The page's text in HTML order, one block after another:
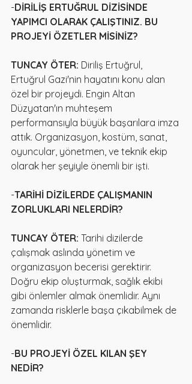
-DİRİLİŞ ERTUĞRUL DİZİSİNDE
YAPIMCI OLARAK ÇALIŞTINIZ. BU
PROJEYİ ÖZETLER MİSİNİZ?
TUNCAY ÖTER: Diriliş Ertuğrul,
Ertuğrul Gazi'nin hayatını konu alan
özel bir projeydi. Engin Altan
Düzyatan'ın muhteşem
performansıyla büyük başarılara imza
attık. Organizasyon, kostüm, sanat,
oyuncular, yönetmen, ve teknik ekip
olarak her şeyiyle önemli bir işti.
-TARİHİ DİZİLERDE ÇALIŞMANIN
ZORLUKLARI NELERDİR?
TUNCAY ÖTER: Tarihi dizilerde
çalışmak aslında yönetim ve
organizasyon becerisi gerektirir.
Doğru ekip oluşturmak, sağlık ekibi
gibi önlemler almak önemlidir. Aynı
zamanda risklerle başa çıkabilmek de
önemlidir.
-BU PROJEYİ ÖZEL KILAN ŞEY
NEDİR?